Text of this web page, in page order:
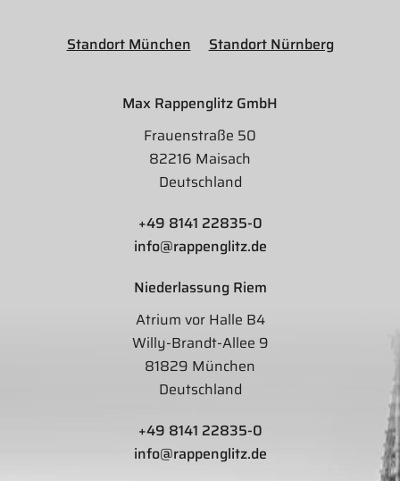
Standort München Standort Nürnberg
Max Rappenglitz GmbH
Frauenstraße 50
82216 Maisach
Deutschland
+49 8141 22835-0
info@rappenglitz.de
Niederlassung Riem
Atrium vor Halle B4
Willy-Brandt-Allee 9
81829 München
Deutschland
+49 8141 22835-0
info@rappenglitz.de